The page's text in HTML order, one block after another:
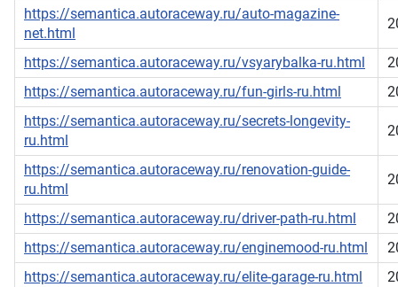
https://semantica.autoraceway.ru/auto-magazine-
net.html
https://semantica.autoraceway.ru/vsyarybalka-ru.html
https://semantica.autoraceway.ru/fun-girls-ru.html
https://semantica.autoraceway.ru/secrets-longevity-
ru.html
https://semantica.autoraceway.ru/renovation-guide-
ru.html
https://semantica.autoraceway.ru/driver-path-ru.html
https://semantica.autoraceway.ru/enginemood-ru.html
https://semantica.autoraceway.ru/elite-garage-ru.html